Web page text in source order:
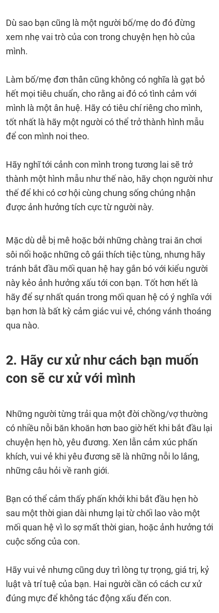
Dù sao bạn cũng là một người bố/mẹ do đó đừng
xem nhẹ vai trò của con trong chuyện hẹn hò của
mình.
Làm bố/mẹ đơn thân cũng không có nghĩa là gạt bỏ
hết mọi tiêu chuẩn, cho rằng ai đó có tình cảm với
mình là một ân huệ. Hãy có tiêu chí riêng cho mình,
tốt nhất là hãy một người có thể trở thành hình mẫu
để con mình noi theo.
Hãy nghĩ tới cảnh con mình trong tương lai sẽ trở
thành một hình mẫu như thế nào, hãy chọn người như
thế để khi có cơ hội cùng chung sống chúng nhận
được ảnh hưởng tích cực từ người này.
Mặc dù dễ bị mê hoặc bởi những chàng trai ăn chơi
sôi nổi hoặc những cô gái thích tiệc tùng, nhưng hãy
tránh bắt đầu mối quan hệ hay gắn bó với kiểu người
này kẻo ảnh hưởng xấu tới con bạn. Tốt hơn hết là
hãy để sự nhất quán trong mối quan hệ có ý nghĩa với
bạn hơn là bất kỳ cảm giác vui vẻ, chóng vánh thoáng
qua nào.
2. Hãy cư xử như cách bạn muốn
con sẽ cư xử với mình
Những người từng trải qua một đời chồng/vợ thường
có nhiều nỗi băn khoăn hơn bao giờ hết khi bắt đầu lại
chuyện hẹn hò, yêu đương. Xen lẫn cảm xúc phấn
khích, vui vẻ khi yêu đương sẽ là những nỗi lo lắng,
những câu hỏi về ranh giới.
Bạn có thể cảm thấy phấn khởi khi bắt đầu hẹn hò
sau một thời gian dài nhưng lại từ chối lao vào một
mối quan hệ vì lo sợ mất thời gian, hoặc ảnh hưởng tới
cuộc sống của con.
Hãy vui vẻ nhưng cũng duy trì lòng tự trọng, giá trị, kỷ
luật và trí tuệ của bạn. Hai người cần có cách cư xử
đúng mực để không tác động xấu đến con.